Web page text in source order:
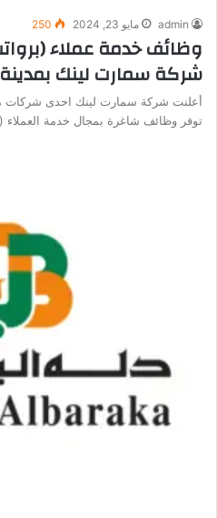
admin مايو 23, 2024 250
شركة سمارت لينك
أعلنت شركة سمارت لينك احدى شركات
توفر وظائف شاغرة بمجال خدمة العملاء (راتب 5,700 ريال)